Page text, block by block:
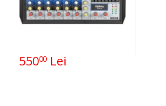
55000 Lei